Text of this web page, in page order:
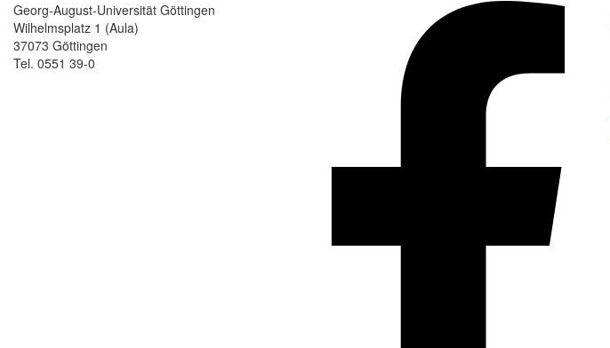
Georg-August-Universität Göttingen
Wilhelmsplatz 1 (Aula)
37073 Göttingen
Tel. 0551 39-0